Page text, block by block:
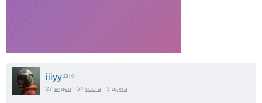
iiiyy 23 | 0
27 видео 54 поста 3 друга